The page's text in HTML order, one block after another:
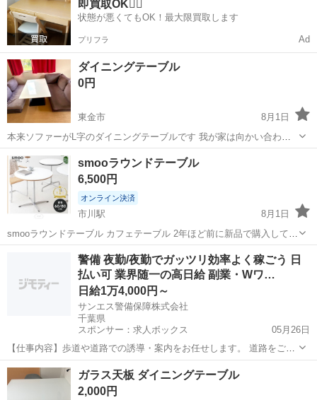
市》 人気の工場のお仕事 ◇電...
即買取OK🙆‍♀️
状態が悪くてもOK！最大限買取します
プリフラ Ad
ダイニングテーブル
0円
東金市
8月1日
本来ソファーがL字のダイニングテーブルです 我が家は向かい合わせ
にして使ってました テーブルとソファー3点引き取っていただきたい
です 4年ほど使ったものになります。 テーブルにマッキー？の後のよ
うな汚れがあります。 テー...
千葉 東金市 テーブル
smooラウンドテーブル
6,500円
オンライン決済
市川駅
8月1日
smooラウンドテーブル カフェテーブル 2年ほど前に新品で購入してお
ります。 (購入時価格19,800円) 直径80cm カーブ脚タイプ シルバーで
市川市 市川駅 テーブル ラウンドテーブル
警備 夜勤/夜勤でガッツリ効率よく稼ごう 日
払い可 業界随一の高日給 副業・Wワ…
日給1万4,000円～
サンエス警備保障株式会社
千葉県
スポンサー：求人ボックス
05月26日
【仕事内容】歩道や道路での誘導・案内をお任せします。 道路をご利
用される車両や歩行者の方が安全に安心して通行するために適切に誘
導してください。 勤務地へは直行直帰OKです! <未経験でも安心!!> 丁
寧な研修20hで基本的な知識を...
アルバイト・パート
ガラス天板 ダイニングテーブル
2,000円